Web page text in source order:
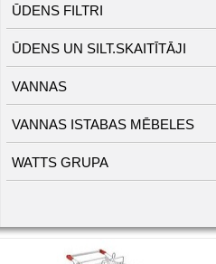
ŪDENS FILTRI
ŪDENS UN SILT.SKAITĪTĀJI
VANNAS
VANNAS ISTABAS MĒBELES
WATTS GRUPA